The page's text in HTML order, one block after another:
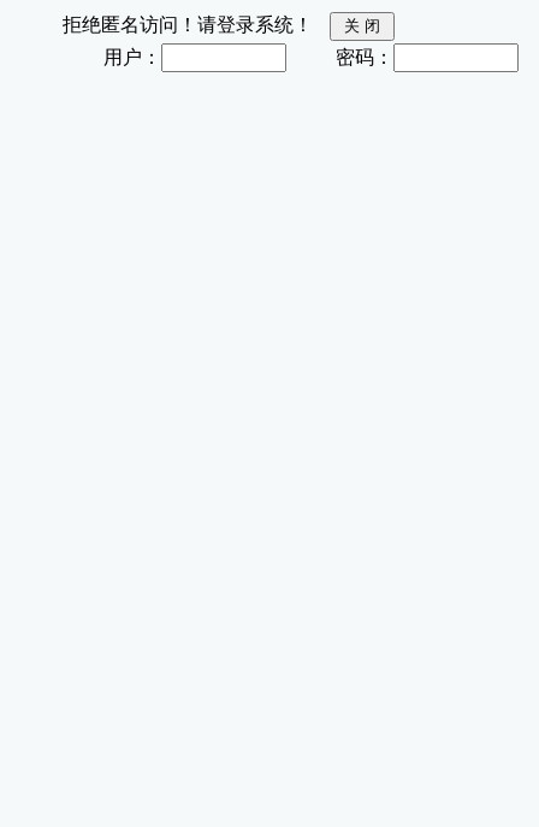
拒绝匿名访问！请登录系统！
用户：
密码：